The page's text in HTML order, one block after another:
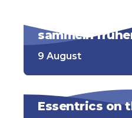
200 Jahre
sammeln
9 August
Essentrics on